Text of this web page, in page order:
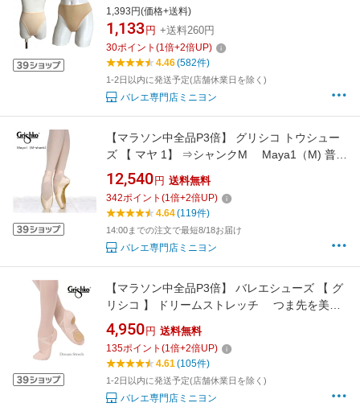
ー ショーツ 子供 ジュニア 大人 ベージュ 肌色
発表会 コンクール レオタード 下着 バレエ下着
衣装 透けない はみ出ない
1,393円(価格+送料)
1,133 円 +送料260円
30ポイント (1倍+2倍UP)
4.46(582件)
1-2日以内に発送予定(店舗休業日を除く)
バレエ専門店ミニヨン
【マラソン中全品P3倍】 グリシコ トウシュー
ズ 【 マヤ 1】 ⇒シャンクM Maya1（M) 普通
幅〜幅広さん向け 安定感抜群で甲がよく出ま
す トゥシューズ ポワント ポアント ポイン
ト バレエ ミニヨン
12,540 円 送料無料
342ポイント (1倍+2倍UP)
4.64(119件)
14:00までの注文で最短8/18お届け
バレエ専門店ミニヨン
【マラソン中全品P3倍】 バレエシューズ 【 グ
リシコ 】 ドリームストレッチ つま先を美し
く見せる 最新技術 を駆使した バレエシュー
ズ バレエ 大人 バレエ用品 レッスン シューズ
ピンク 大人バレエ スプリット レディース 靴 く
つ クッション クロスゴム
4,950 円 送料無料
135ポイント (1倍+2倍UP)
4.61(105件)
1-2日以内に発送予定(店舗休業日を除く)
バレエ専門店ミニヨン